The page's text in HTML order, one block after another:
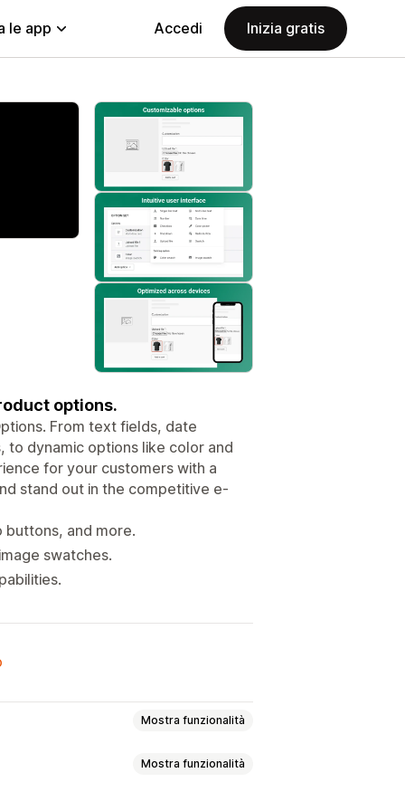
le app Accedi Inizia gratis
options.
From text fields, date
dynamic options like color and
for your customers with a
stand out in the competitive e-
and more.
swatches.
Mostra funzionalità
Mostra funzionalità